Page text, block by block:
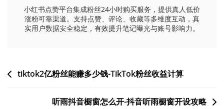
小红书点赞平台集成粉丝24小时购买服务，提供真人低价
涨粉可靠渠道。支持点赞、评论、收藏等多维度互动，真
实用户数据安全稳定，有效提升笔记曝光与账号影响力。
文tiktok2亿粉丝能赚多少钱-TikTok粉丝收益计算
听雨抖音橱窗怎么开-抖音听雨橱窗开设攻略